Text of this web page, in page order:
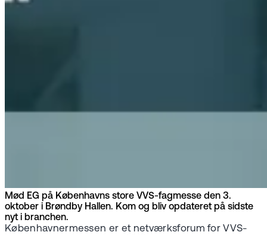
Mød EG på Københavns store VVS-fagmesse den 3.
oktober i Brøndby Hallen. Kom og bliv opdateret på sidste
nyt i branchen.
Københavnermessen er et netværksforum for VVS-